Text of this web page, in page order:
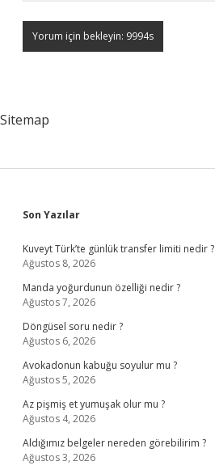
Sitemap
Sidebar
Son Yazılar
Kuveyt Türk’te günlük transfer limiti nedir ?
Ağustos 8, 2026
Manda yoğurdunun özelliği nedir ?
Ağustos 7, 2026
Döngüsel soru nedir ?
Ağustos 6, 2026
Avokadonun kabuğu soyulur mu ?
Ağustos 5, 2026
Az pişmiş et yumuşak olur mu ?
Ağustos 4, 2026
Aldığımız belgeler nereden görebilirim ?
Ağustos 3, 2026